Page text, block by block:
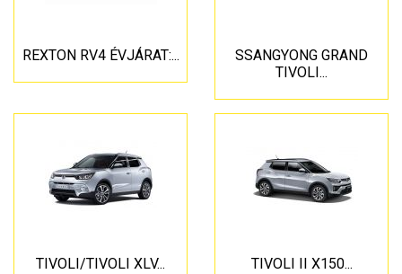
REXTON RV4 ÉVJÁRAT:...
SSANGYONG GRAND
TIVOLI...
TIVOLI/TIVOLI XLV... TIVOLI II X150...